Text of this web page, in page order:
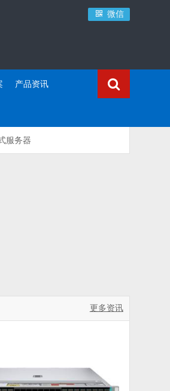
微信
产品资讯
服务器
更多资讯